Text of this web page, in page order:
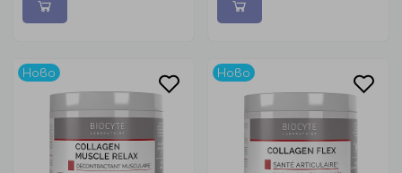
Ново Ново